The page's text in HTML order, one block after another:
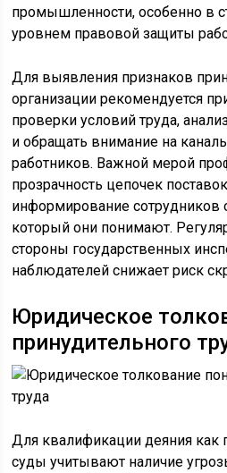
промышленности, особенно в
уровнем правовой защиты
Для выявления признаков
организации рекомендуется
проверки условий труда,
и обращать внимание на
работников. Важной мерой
прозрачность цепочек
информирование сотрудников
который они понимают.
стороны государственных
наблюдателей снижает риск
Юридическое
принудительного
Для квалификации деяния как
суды учитывают наличие